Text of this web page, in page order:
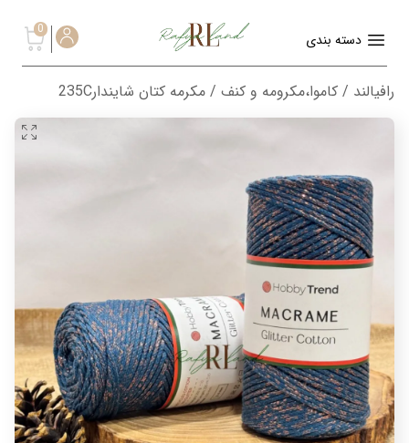
دسته بندی
0
رافیالند / کاموا،مکرومه و کنف / مکرمه کتان شایندار235C